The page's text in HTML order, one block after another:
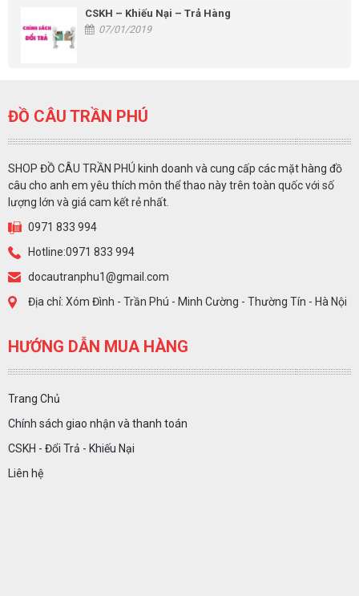
CSKH – Khiếu Nại – Trả Hàng
07/01/2019
ĐỒ CÂU TRẦN PHÚ
SHOP ĐỒ CÂU TRẦN PHÚ kinh doanh và cung cấp các mặt hàng đồ
câu cho anh em yêu thích môn thể thao này trên toàn quốc với số
lượng lớn và giá cam kết rẻ nhất.
0971 833 994
Hotline:0971 833 994
docautranphu1@gmail.com
Địa chỉ: Xóm Đình - Trần Phú - Minh Cường - Thường Tín - Hà Nội
HƯỚNG DẪN MUA HÀNG
Trang Chủ
Chính sách giao nhận và thanh toán
CSKH - Đổi Trả - Khiếu Nại
Liên hệ